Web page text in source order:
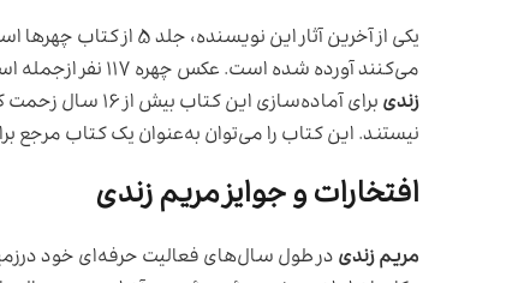
یکی از آخرین آثار این
می‌کنند آورده شده است. عکس چهره ۱۱۷ نفر ازجمله استاد شجریان، عبدالوهاب شهیدی، رامبد صدیق و … در این کتاب وجود دارد.
زندی
برای
نیستند. این کتاب را می‌توان به‌عنوان یک کتاب
افتخارات و جوایز مریم زندی
مریم زندیدر طول سال‌های فعالیت حرفه‌ای خود